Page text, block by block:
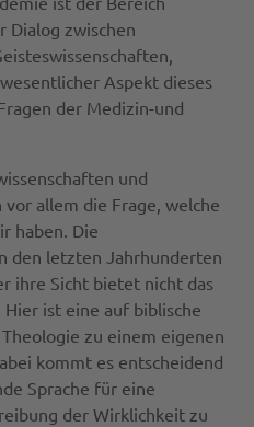
Dialog zwischen
Aspekt dieses
der Medizin-und
und
allem die Frage, welche
haben. Die
den letzten Jahrhunderten
ihre Sicht bietet nicht das
ist eine auf biblische
zu einem eigenen
kommt es entscheidend
Sprache für eine
der Wirklichkeit zu